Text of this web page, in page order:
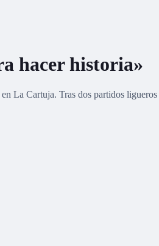
hacer historia»
La Cartuja. Tras dos partidos